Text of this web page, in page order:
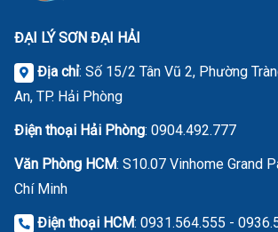
ĐẠI LÝ SƠN ĐẠI HẢI
Địa chỉ: Số 15/2 Tân Vũ 2, Phường
An, TP. Hải Phòng
Điện thoại Hải Phòng: 0904.492.777
Văn Phòng HCM: S10.07 Vinhome Grand
Chí Minh
Điện thoại HCM: 0931.564.555 -